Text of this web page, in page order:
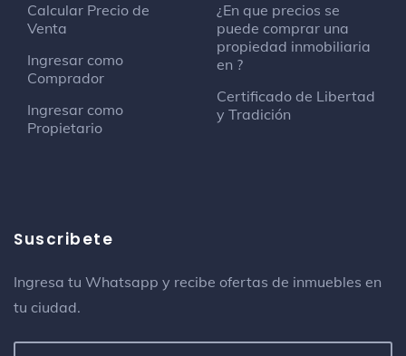
Calcular Precio de
Venta
Ingresar como
Comprador
Ingresar como
Propietario
¿En que precios se
puede comprar una
propiedad inmobiliaria
en ?
Certificado de Libertad
y Tradición
Suscribete
Ingresa tu Whatsapp y recibe ofertas de inmuebles en
tu ciudad.